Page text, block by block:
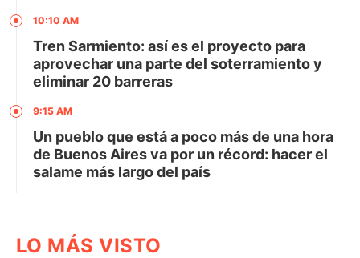
10:10 AM
Tren Sarmiento: así es el proyecto para
aprovechar una parte del soterramiento y
eliminar 20 barreras
9:15 AM
Un pueblo que está a poco más de una hora
de Buenos Aires va por un récord: hacer el
salame más largo del país
LO MÁS VISTO